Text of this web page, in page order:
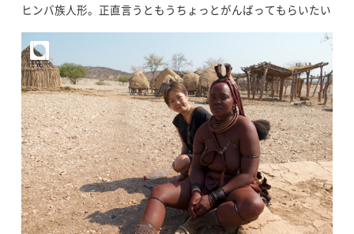
ヒンバ族人形。正直言うともうちょっとがんばってもらいたい